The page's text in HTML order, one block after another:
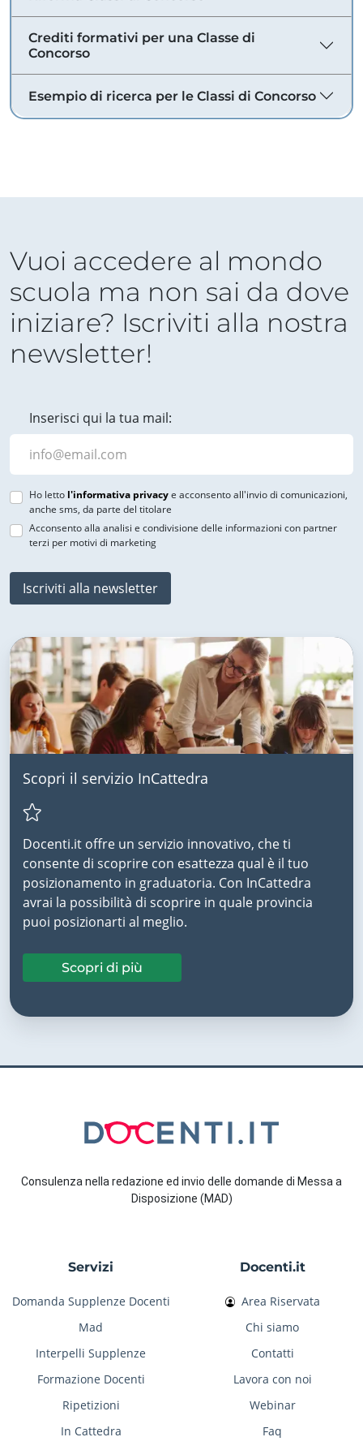
Crediti formativi per una Classe di
Concorso
Esempio di ricerca per le Classi di Concorso
Vuoi accedere al mondo
scuola ma non sai da dove
iniziare? Iscriviti alla nostra
newsletter!
Inserisci qui la tua mail:
Ho letto l'informativa privacye acconsento all'invio di comunicazioni,
anche sms, da parte del titolare
Acconsento alla analisi e condivisione delle informazioni con partner
terzi per motivi di marketing
Iscriviti alla newsletter
Scopri il servizio InCattedra
Docenti.it offre un servizio innovativo, che ti
consente di scoprire con esattezza qual è il tuo
posizionamento in graduatoria. Con InCattedra
avrai la possibilità di scoprire in quale provincia
puoi posizionarti al meglio.
Scopri di più
Consulenza nella redazione ed invio delle domande di Messa a
Disposizione (MAD)
Servizi
Domanda Supplenze Docenti
Mad
Interpelli Supplenze
Formazione Docenti
Ripetizioni
In Cattedra
Docenti.it
Area Riservata
Chi siamo
Contatti
Lavora con noi
Webinar
Faq